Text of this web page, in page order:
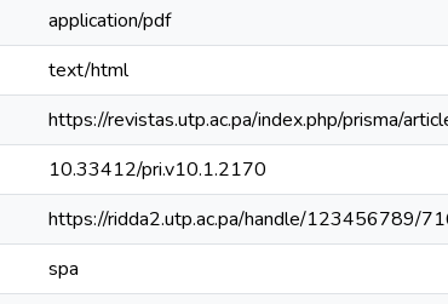
application/pdf
text/html
https://revistas.utp.ac.pa/index.php/prisma/
10.33412/pri.v10.1.2170
https://ridda2.utp.ac.pa/handle/123456789/
spa